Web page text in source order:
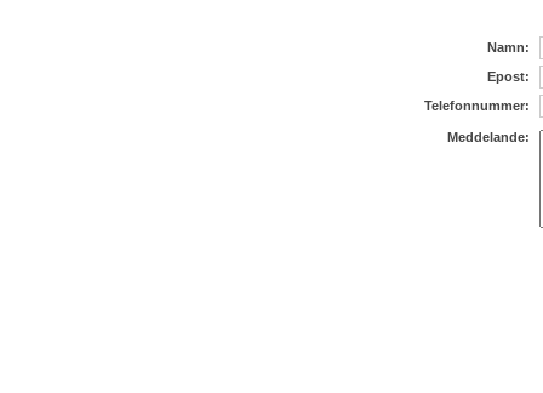
Namn:
Epost:
Telefonnummer:
Meddelande: